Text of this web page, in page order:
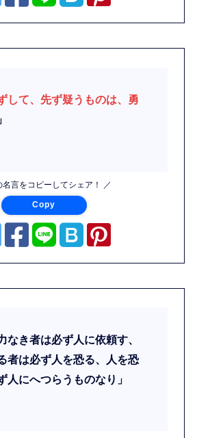
して、先ず疑うものは、勇
」
名言をコピーしてシェア！ ／
Copy
なき者は必ず人に依頼す、
者は必ず人を恐る、人を恐
人にへつらうものなり」